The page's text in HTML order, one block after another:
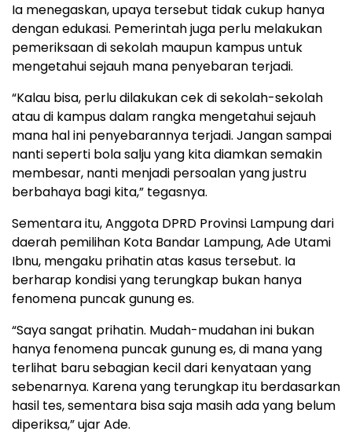
Ia menegaskan, upaya tersebut tidak cukup hanya
dengan edukasi. Pemerintah juga perlu melakukan
pemeriksaan di sekolah maupun kampus untuk
mengetahui sejauh mana penyebaran terjadi.
“Kalau bisa, perlu dilakukan cek di sekolah-sekolah
atau di kampus dalam rangka mengetahui sejauh
mana hal ini penyebarannya terjadi. Jangan sampai
nanti seperti bola salju yang kita diamkan semakin
membesar, nanti menjadi persoalan yang justru
berbahaya bagi kita,” tegasnya.
Sementara itu, Anggota DPRD Provinsi Lampung dari
daerah pemilihan Kota Bandar Lampung, Ade Utami
Ibnu, mengaku prihatin atas kasus tersebut. Ia
berharap kondisi yang terungkap bukan hanya
fenomena puncak gunung es.
“Saya sangat prihatin. Mudah-mudahan ini bukan
hanya fenomena puncak gunung es, di mana yang
terlihat baru sebagian kecil dari kenyataan yang
sebenarnya. Karena yang terungkap itu berdasarkan
hasil tes, sementara bisa saja masih ada yang belum
diperiksa,” ujar Ade.